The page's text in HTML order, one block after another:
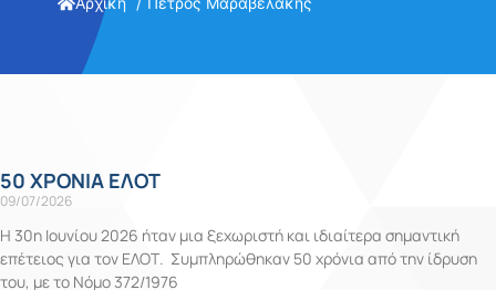
50 ΧΡΟΝΙΑ ΕΛΟΤ
09/07/2026
Η 30η Ιουνίου 2026 ήταν μια ξεχωριστή και ιδιαίτερα σημαντική
επέτειος για τον ΕΛΟΤ. Συμπληρώθηκαν 50 χρόνια από την ίδρυση
του, με το Νόμο 372/1976